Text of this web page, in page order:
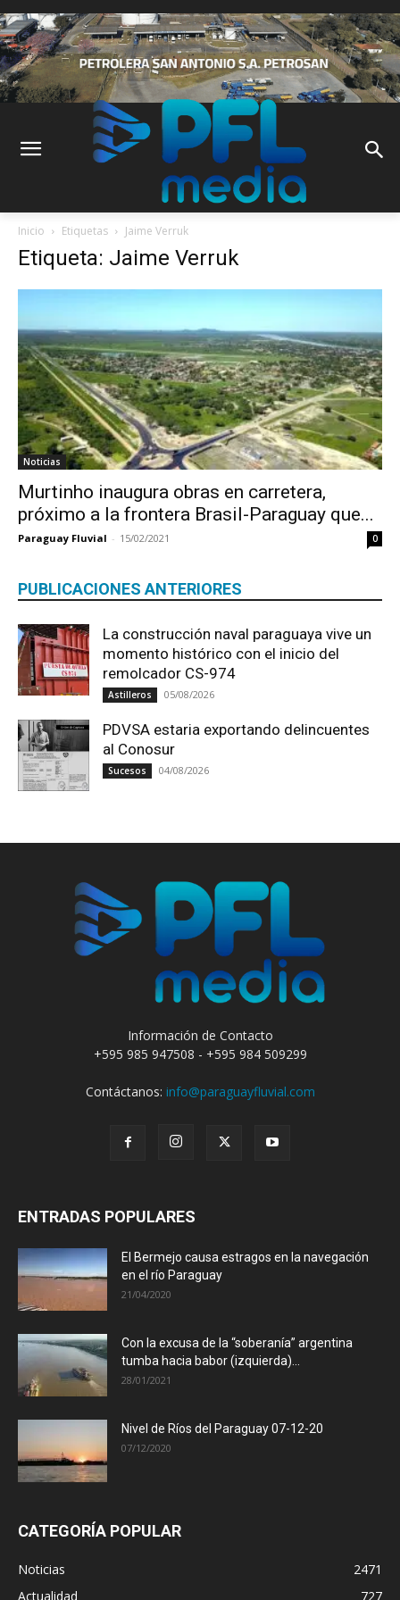
Inicio Etiquetas Jaime Verruk
Etiqueta: Jaime Verruk
Noticias
Murtinho inaugura obras en carretera,
próximo a la frontera Brasil-Paraguay que...
Paraguay Fluvial - 15/02/2021 0
PUBLICACIONES ANTERIORES
La construcción naval paraguaya vive un
momento histórico con el inicio del
remolcador CS-974
Astilleros 05/08/2026
PDVSA estaria exportando delincuentes
al Conosur
Sucesos 04/08/2026
Información de Contacto
+595 985 947508 - +595 984 509299
Contáctanos: info@paraguayfluvial.com
ENTRADAS POPULARES
El Bermejo causa estragos en la navegación
en el río Paraguay
21/04/2020
Con la excusa de la “soberanía” argentina
tumba hacia babor (izquierda)...
28/01/2021
Nivel de Ríos del Paraguay 07-12-20
07/12/2020
CATEGORÍA POPULAR
Noticias
2471
Actualidad
727